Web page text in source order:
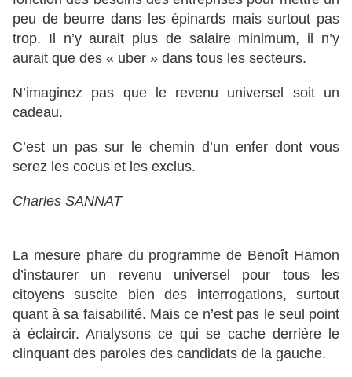
peu de beurre dans les épinards mais surtout pas
trop. Il n’y aurait plus de salaire minimum, il n’y
aurait que des « uber » dans tous les secteurs.
N’imaginez pas que le revenu universel soit un
cadeau.
C’est un pas sur le chemin d’un enfer dont vous
serez les cocus et les exclus.
Charles SANNAT
La mesure phare du programme de Benoît Hamon
d’instaurer un revenu universel pour tous les
citoyens suscite bien des interrogations, surtout
quant à sa faisabilité. Mais ce n’est pas le seul point
à éclaircir. Analysons ce qui se cache derrière le
clinquant des paroles des candidats de la gauche.